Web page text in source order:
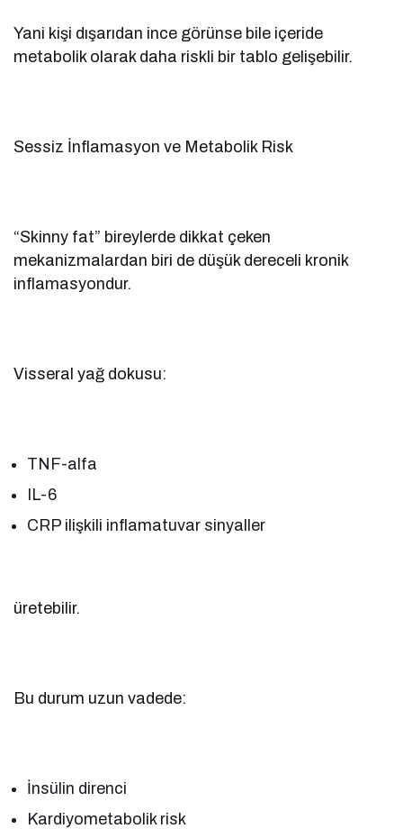
Yani kişi dışarıdan ince görünse bile içeride
metabolik olarak daha riskli bir tablo gelişebilir.
Sessiz İnflamasyon ve Metabolik Risk
“Skinny fat” bireylerde dikkat çeken
mekanizmalardan biri de düşük dereceli kronik
inflamasyondur.
Visseral yağ dokusu:
TNF-alfa
IL-6
CRP ilişkili inflamatuvar sinyaller
üretebilir.
Bu durum uzun vadede:
İnsülin direnci
Kardiyometabolik risk